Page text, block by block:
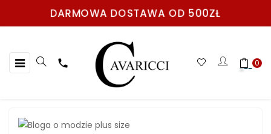
DARMOWA DOSTAWA OD 500ZŁ
Toggle
navigation
☰  0